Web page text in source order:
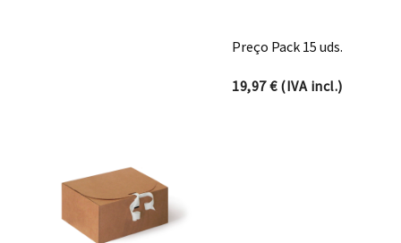
Preço Pack 15 uds.
19,97€(IVA incl.)